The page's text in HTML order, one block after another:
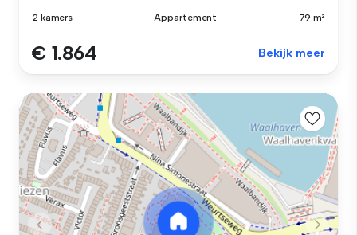
2 kamers Appartement 79 m²
€ 1.864 Bekijk meer